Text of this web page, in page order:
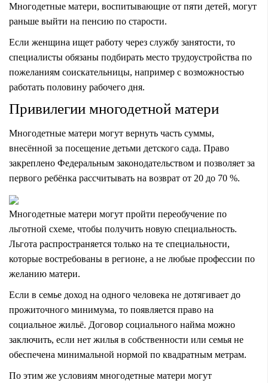
Многодетные матери, воспитывающие от пяти детей, могут
раньше выйти на пенсию по старости.
Если женщина ищет работу через службу занятости, то
специалисты обязаны подбирать место трудоустройства по
пожеланиям соискательницы, например с возможностью
работать половину рабочего дня.
Привилегии многодетной матери
Многодетные матери могут вернуть часть суммы,
внесённой за посещение детьми детского сада. Право
закреплено Федеральным законодательством и позволяет за
первого ребёнка рассчитывать на возврат от 20 до 70 %.
Многодетные матери могут пройти переобучение по
льготной схеме, чтобы получить новую специальность.
Льгота распространяется только на те специальности,
которые востребованы в регионе, а не любые профессии по
желанию матери.
Если в семье доход на одного человека не дотягивает до
прожиточного минимума, то появляется право на
социальное жильё. Договор социального найма можно
заключить, если нет жилья в собственности или семья не
обеспечена минимальной нормой по квадратным метрам.
По этим же условиям многодетные матери могут